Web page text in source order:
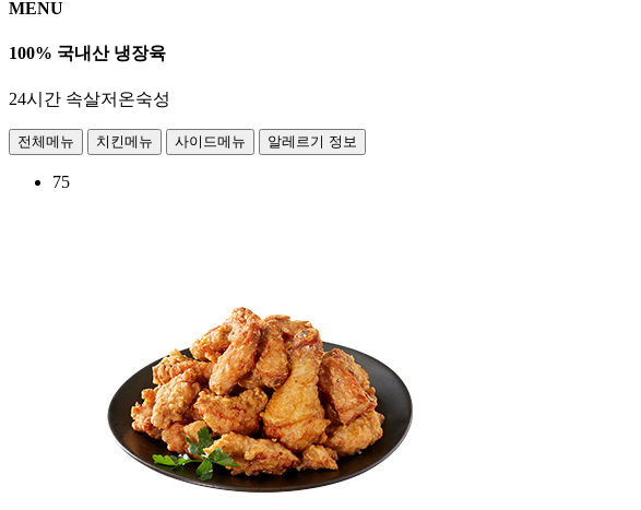
MENU
100% 국내산 냉장육
24시간 속살저온숙성
전체메뉴 치킨메뉴 사이드메뉴 알레르기 정보
75